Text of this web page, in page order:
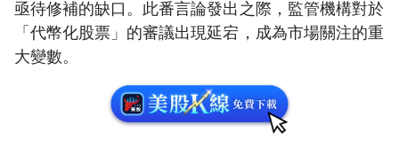
亟待修補的缺口。此番言論發出之際，監管機構對於
「代幣化股票」的審議出現延宕，成為市場關注的重
大變數。